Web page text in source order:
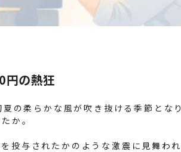
円の熱狂
の柔らかな風が吹き抜ける季節となり
か。
投与されたかのような激震に見舞われ